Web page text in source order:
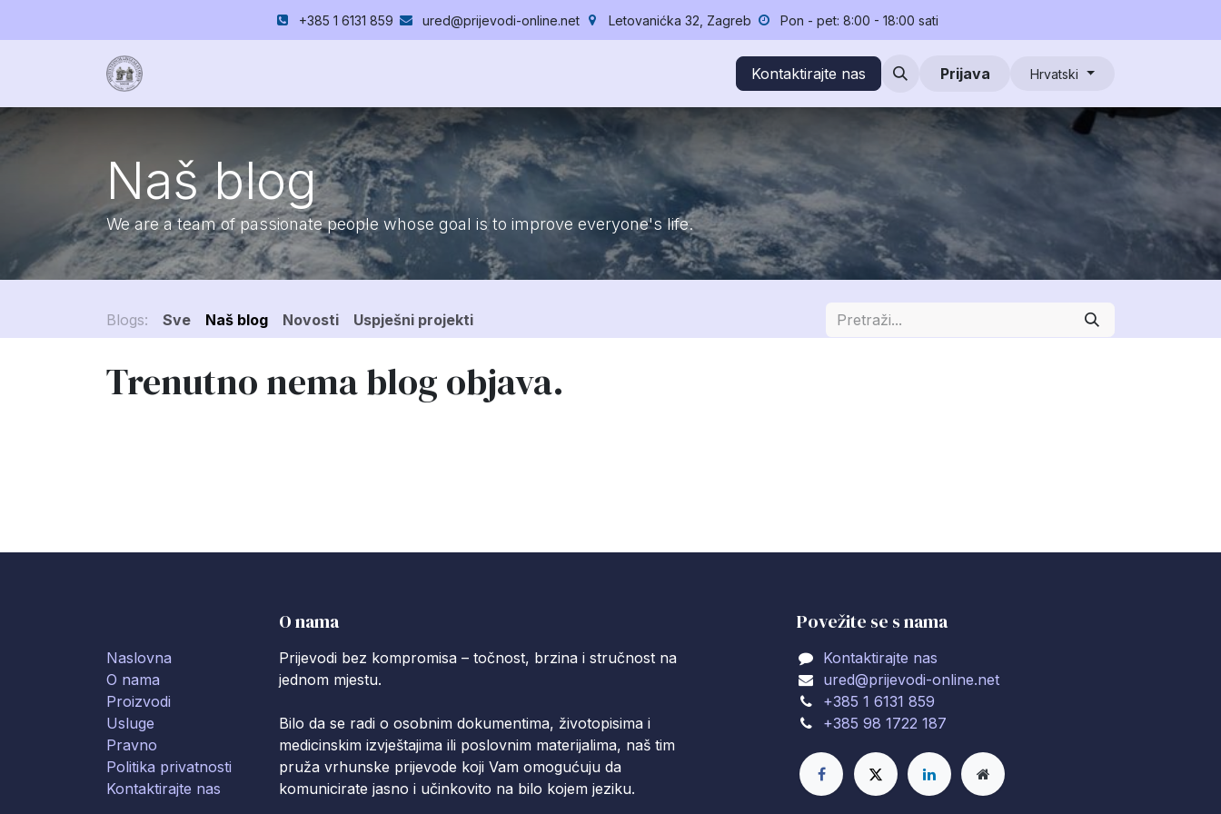
+385 1 6131 859 ured@prijevodi-online.net Letovanićka 32, Zagreb Pon - pet: 8:00 - 18:00 sati
Lektura, redaktura i korektura
Kontaktirajte nas Prijava Hrvatski
Naš blog
We are a team of passionate people whose goal is to improve everyone's life.
Blogs: Sve Naš blog Novosti Uspješni projekti
Trenutno nema blog objava.
Naslovna
O nama
Proizvodi
Usluge
Pravno
Politika privatnosti
Kontaktirajte nas
O nama
Prijevodi bez kompromisa – točnost, brzina i stručnost na
jednom mjestu.
Bilo da se radi o osobnim dokumentima, životopisima i
medicinskim izvještajima ili poslovnim materijalima, naš tim
pruža vrhunske prijevode koji Vam omogućuju da
komunicirate jasno i učinkovito na bilo kojem jeziku.
Povežite se s nama
Kontaktirajte nas
ured@prijevodi-online.net
+385 1 6131 859
+385 98 1722 187